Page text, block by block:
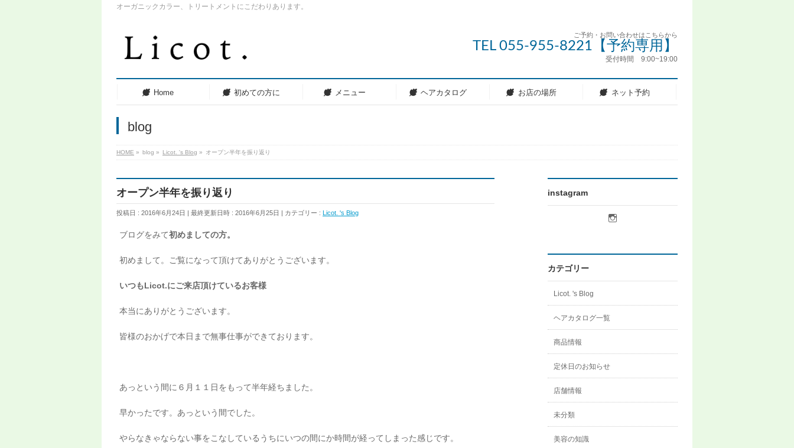
オーガニックカラー、トリートメントにこだわりあります。
ご予約・お問い合わせはこちらから
TEL 055-955-8221【予約専用】
受付時間 9:00~19:00
Home 初めての方に メニュー ヘアカタログ お店の場所 ネット予約
blog
HOME » blog » Licot. 's Blog » オープン半年を振り返り
オープン半年を振り返り
投稿日 : 2016年6月24日 最終更新日時 : 2016年6月25日 カテゴリー : Licot. 's Blog
ブログをみて初めましての方。
初めまして。ご覧になって頂けてありがとうございます。
いつもLicot.にご来店頂けているお客様
本当にありがとうございます。
皆様のおかげで本日まで無事仕事ができております。
あっという間に６月１１日をもって半年経ちました。
早かったです。あっという間でした。
やらなきゃならない事をこなしているうちにいつの間にか時間が経ってしまった感じです。
instagram
プ
ィ
ル
で
カテゴリー
Licot. 's Blog
ヘアカタログ一覧
商品情報
定休日のお知らせ
店舗情報
未分類
美容の知識